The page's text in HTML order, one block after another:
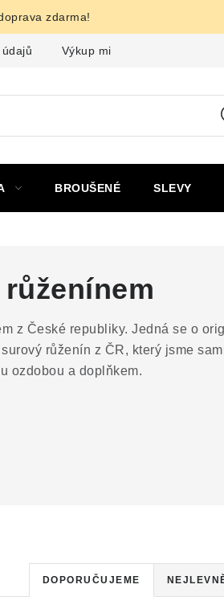
zdarma!
Výkup minerálů a drahých
BROUŠENÉ SLEVY
z České republiky. Jedná se o
růženín z ČR, který jsme
ozdobou a doplňkem.
ŘDOPORUČUJEME